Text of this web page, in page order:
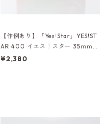
【作例あり】「Yes!Star」YES!ST
AR 400 イエス！スター 35ｍｍカ
ラーネガフィルム 36枚撮り (K03
¥2,380